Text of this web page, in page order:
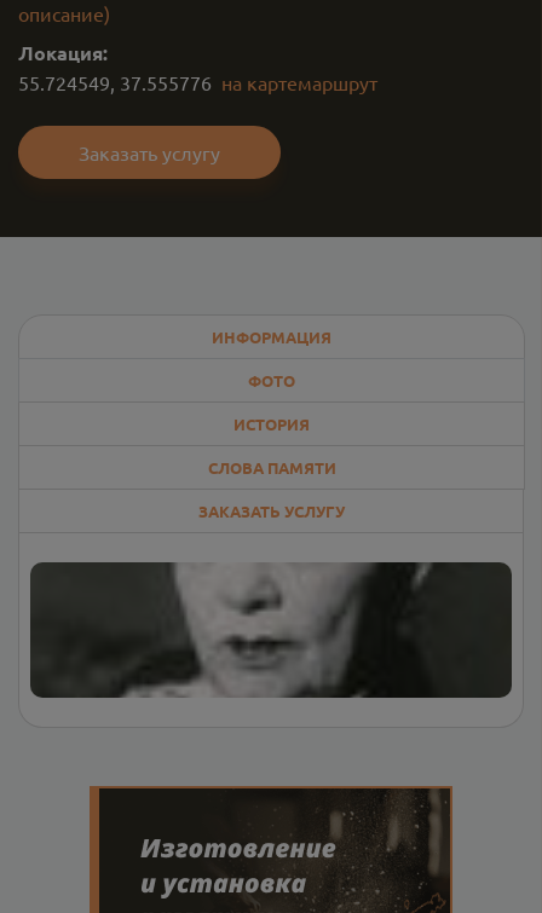
описание)
Локация:
55.724549, 37.555776 на картемаршрут
Заказать услугу
ИНФОРМАЦИЯ
ФОТО
ИСТОРИЯ
СЛОВА ПАМЯТИ
ЗАКАЗАТЬ УСЛУГУ